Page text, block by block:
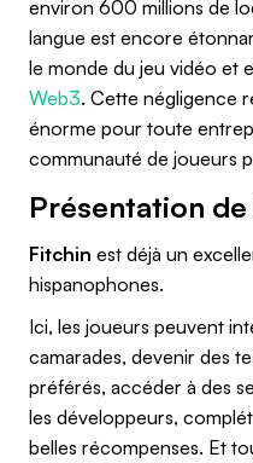
environ 600 millions de
langue est encore
le monde du jeu vidéo et
Web3. Cette négligence
énorme pour toute
communauté de joueurs
Présentation
Fitchin est déjà un
hispanophones.
Ici, les joueurs peuvent
camarades, devenir des
préférés, accéder à des
les développeurs,
belles récompenses. Et